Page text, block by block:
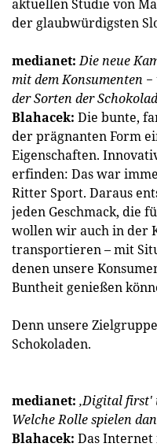
aktuellen Studie von
der glaubwürdigsten
medianet:Die neue
mit dem Konsumenten
der Sorten der
Blahacek: Die bunte,
der prägnanten Form
Eigenschaften.
erfinden: Das war
Ritter Sport. Daraus
jeden Geschmack, die
wollen wir auch in der
transportieren – mit
denen unsere
Buntheit genießen
Denn unsere
Schokoladen.
medianet: ‚Digital first'
Welche Rolle spielen
Blahacek: Das Internet